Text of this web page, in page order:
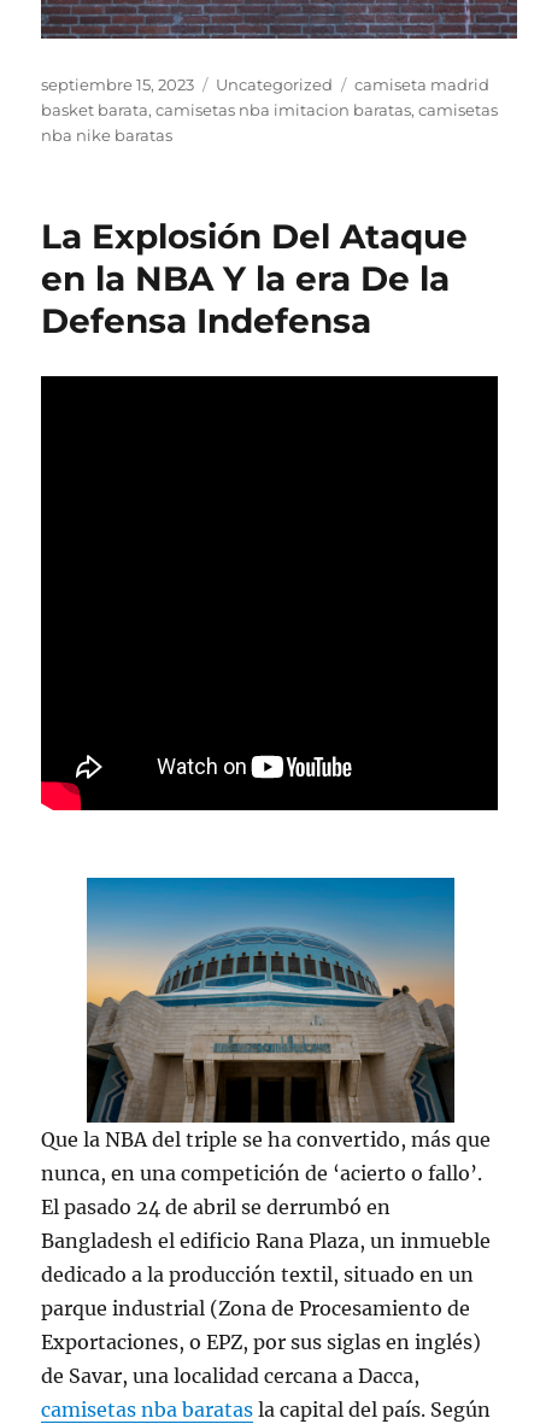
Publicado
el
septiembre 15, 2023 Categorías
Uncategorized Etiquetas
camiseta madrid
basket barata,camisetas nba imitacion baratas,camisetas
nba nike baratas
La Explosión Del Ataque
en la NBA Y la era De la
Defensa Indefensa
Que la NBA del triple se ha convertido, más que
nunca, en una competición de ‘acierto o fallo’.
El pasado 24 de abril se derrumbó en
Bangladesh el edificio Rana Plaza, un inmueble
dedicado a la producción textil, situado en un
parque industrial (Zona de Procesamiento de
Exportaciones, o EPZ, por sus siglas en inglés)
de Savar, una localidad cercana a Dacca,
camisetas nba baratas la capital del país. Según